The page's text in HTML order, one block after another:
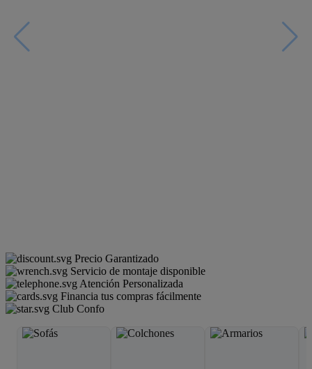
Precio Garantizado
Servicio de montaje disponible
Atención Personalizada
Financia tus compras fácilmente
Club Confo